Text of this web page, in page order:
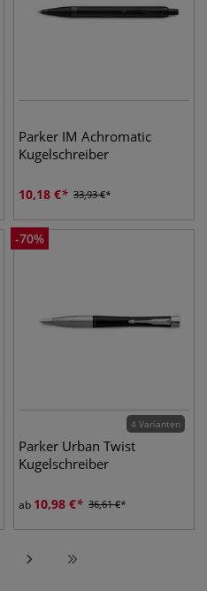
Parker IM Achromatic
Kugelschreiber
10,18 € 33,93€
-70%
4 Varianten
Parker Urban Twist
Kugelschreiber
ab 10,98 € 36,61€